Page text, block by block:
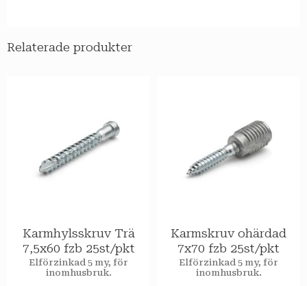
Relaterade produkter
Karmhylsskruv Trä
7,5x60 fzb 25st/pkt
Elförzinkad 5 my, för
inomhusbruk.
Karmskruv ohärdad
7x70 fzb 25st/pkt
Elförzinkad 5 my, för
inomhusbruk.